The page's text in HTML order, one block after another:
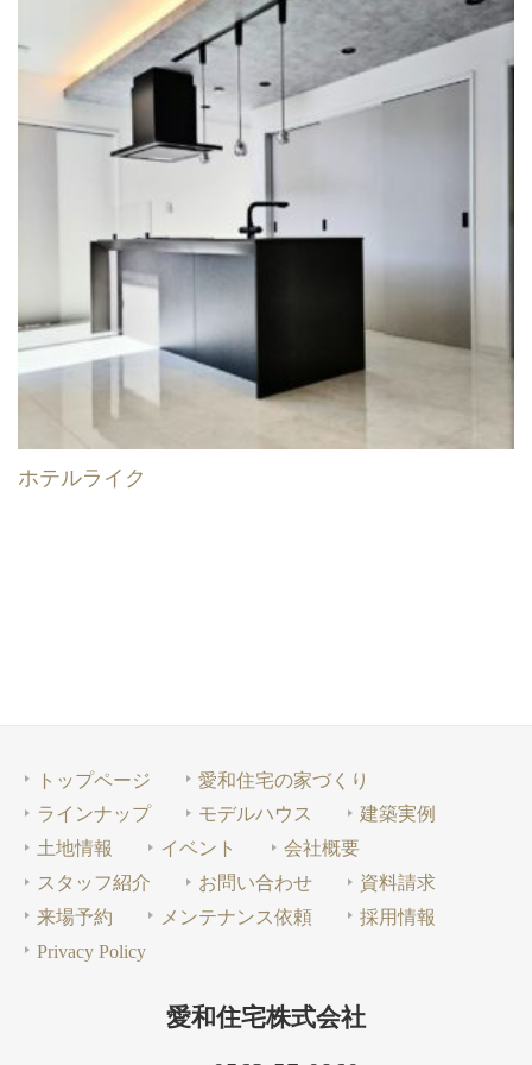
ホテルライク
トップページ
愛和住宅の家づくり
ラインナップ
モデルハウス
建築実例
土地情報
イベント
会社概要
スタッフ紹介
お問い合わせ
資料請求
来場予約
メンテナンス依頼
採用情報
Privacy Policy
愛和住宅株式会社